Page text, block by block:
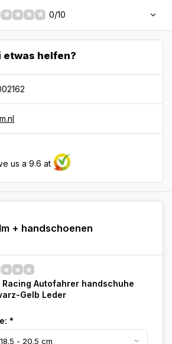
0/10
etwas helfen?
us a 9.6 at
+ handschoenen
Racing Autofahrer handschuhe
Gelb Leder
*